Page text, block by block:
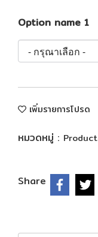
Option name 1
เพิ่มรายการโปรด
หมวดหมู่ : Product
Share